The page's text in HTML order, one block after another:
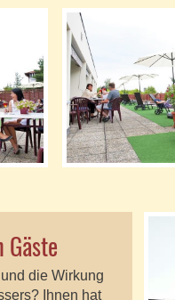
Gäste
die Wirkung
Ihnen hat